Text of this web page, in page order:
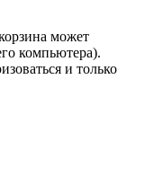
может
компьютера).
и только